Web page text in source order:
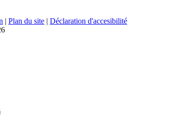
| Plan du site | Déclaration d'accesibilité